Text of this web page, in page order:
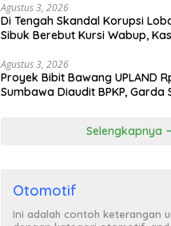
Agustus 3, 2026
Di Tengah Skandal Korupsi
Sibuk Berebut Kursi Wabup,
Agustus 3, 2026
Proyek Bibit Bawang UPLAND
Sumbawa Diaudit BPKP, Garda
Selengkapnya
Otomotif
Ini adalah contoh keterangan